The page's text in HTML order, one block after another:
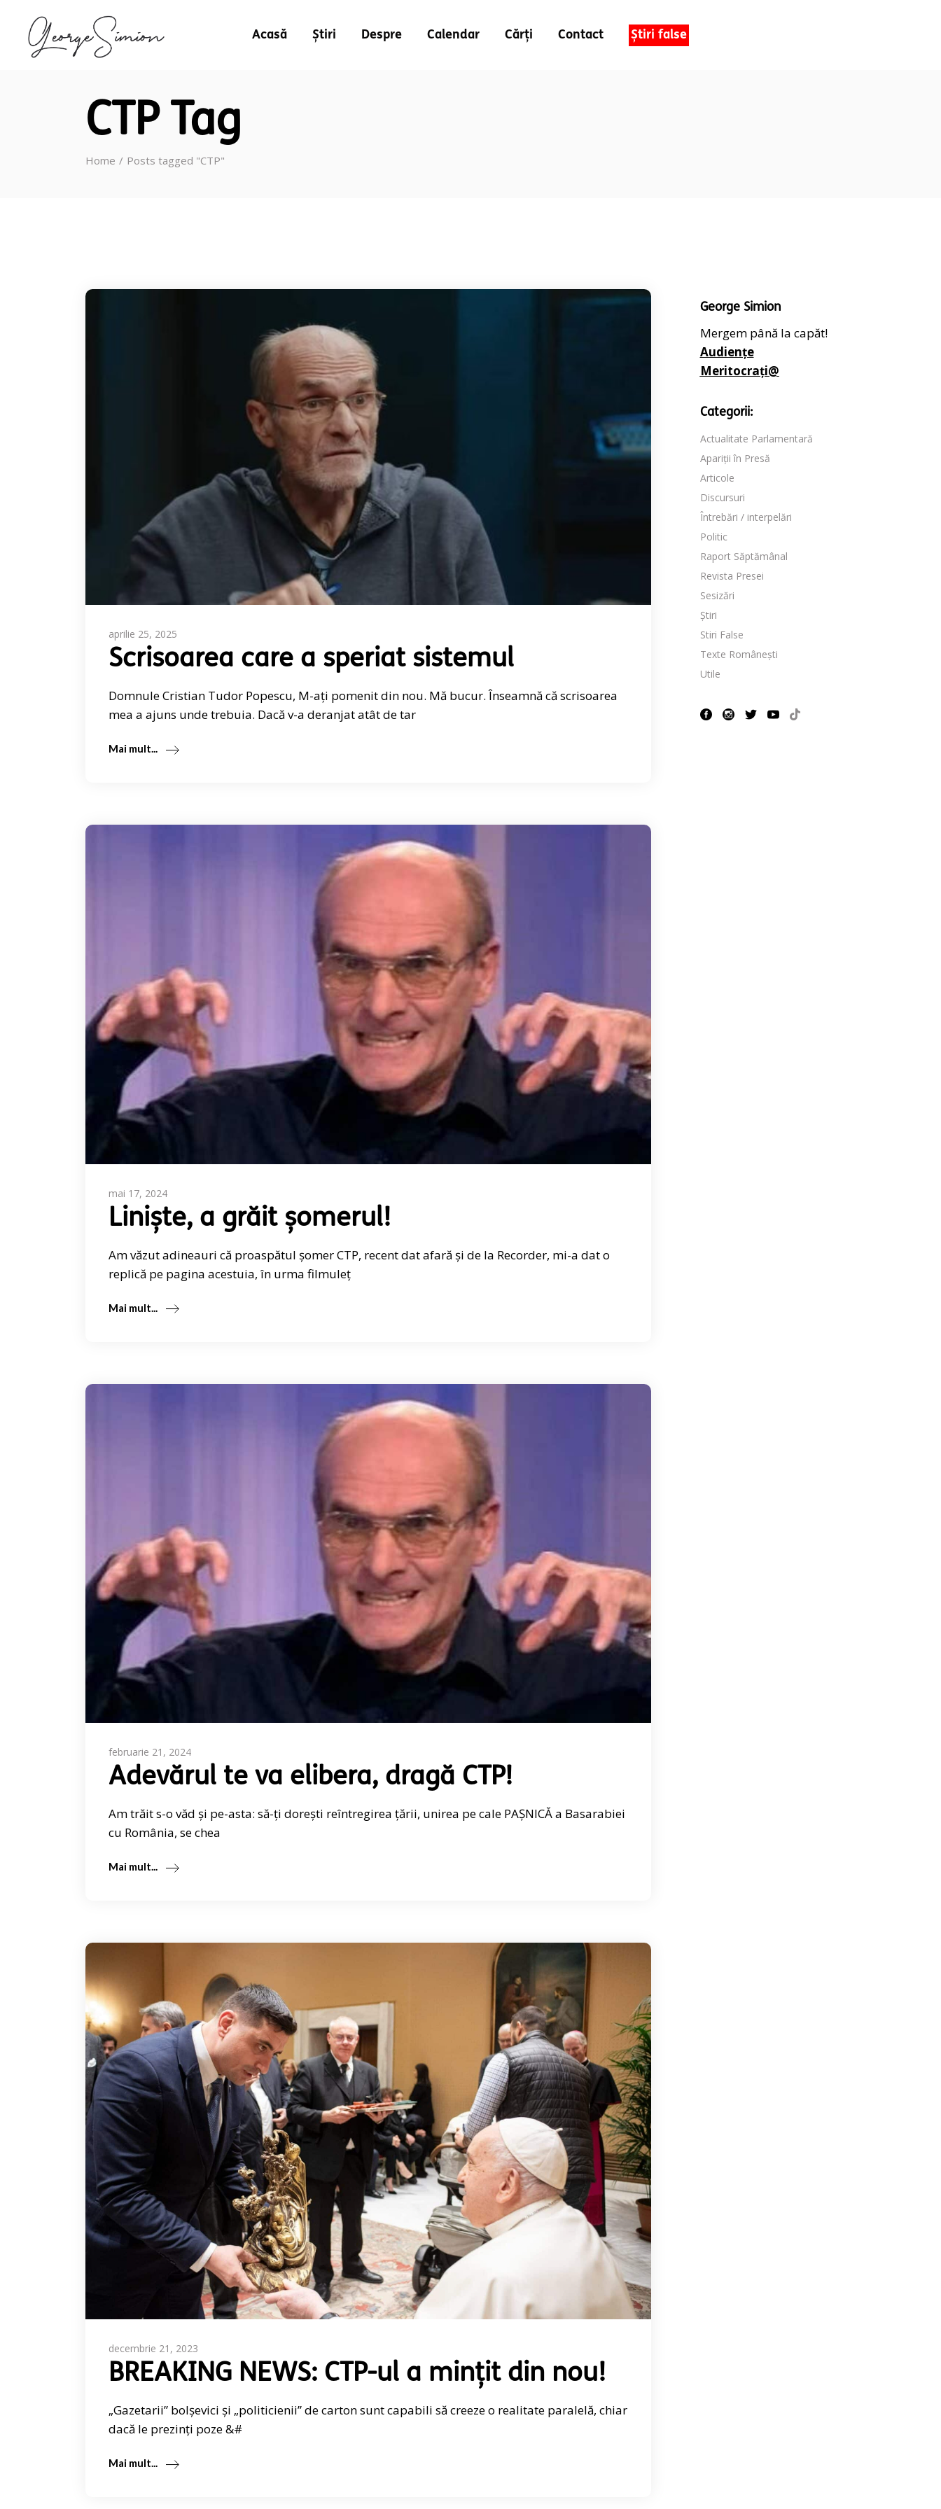
Acasă Știri Despre Calendar Cărți Contact Știri false
CTP Tag
Home Posts tagged "CTP"
aprilie 25, 2025
Scrisoarea care a speriat sistemul
Domnule Cristian Tudor Popescu, M-ați pomenit din nou. Mă bucur. Înseamnă că scrisoarea
mea a ajuns unde trebuia. Dacă v-a deranjat atât de tar
Mai mult...
mai 17, 2024
Liniște, a grăit șomerul!
Am văzut adineauri că proaspătul șomer CTP, recent dat afară și de la Recorder, mi-a dat o
replică pe pagina acestuia, în urma filmuleț
Mai mult...
februarie 21, 2024
Adevărul te va elibera, dragă CTP!
Am trăit s-o văd și pe-asta: să-ți dorești reîntregirea țării, unirea pe cale PAȘNICĂ a Basarabiei
cu România, se chea
Mai mult...
decembrie 21, 2023
BREAKING NEWS: CTP-ul a mințit din nou!
„Gazetarii” bolșevici și „politicienii” de carton sunt capabili să creeze o realitate paralelă, chiar
dacă le prezinți poze &#
Mai mult...
George Simion
Mergem până la capăt!
Audiențe
Meritocrați@
Categorii:
Actualitate Parlamentară
Apariții în Presă
Articole
Discursuri
Întrebări / interpelări
Politic
Raport Săptămânal
Revista Presei
Sesizări
Știri
Stiri False
Texte Românești
Utile